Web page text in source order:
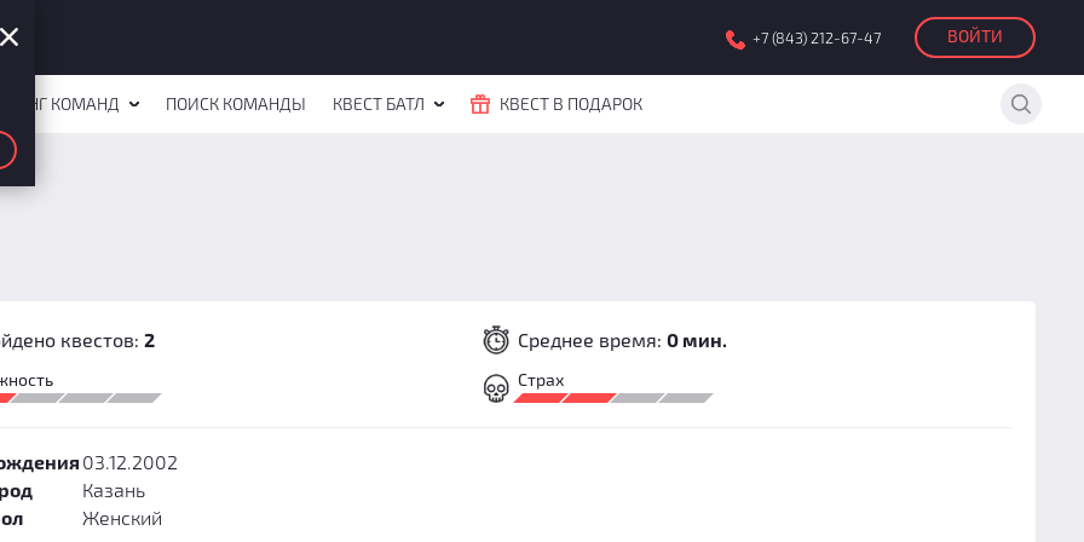
+7 (843) 212-67-47 ВОЙТИ
КОМАНД ПОИСК КОМАНДЫ КВЕСТ БАТЛ КВЕСТ В ПОДАРОК
квестов:2 Среднее время:0 мин.
Страх
03.12.2002
Казань
Женский